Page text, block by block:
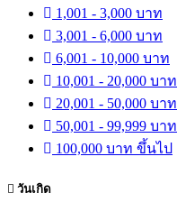
1,001 - 3,000 บาท
3,001 - 6,000 บาท
6,001 - 10,000 บาท
10,001 - 20,000 บาท
20,001 - 50,000 บาท
50,001 - 99,999 บาท
100,000 บาท ขึ้นไป
วันเกิด